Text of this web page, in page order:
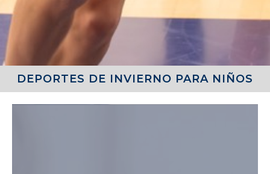
DEPORTES DE INVIERNO PARA NIÑOS